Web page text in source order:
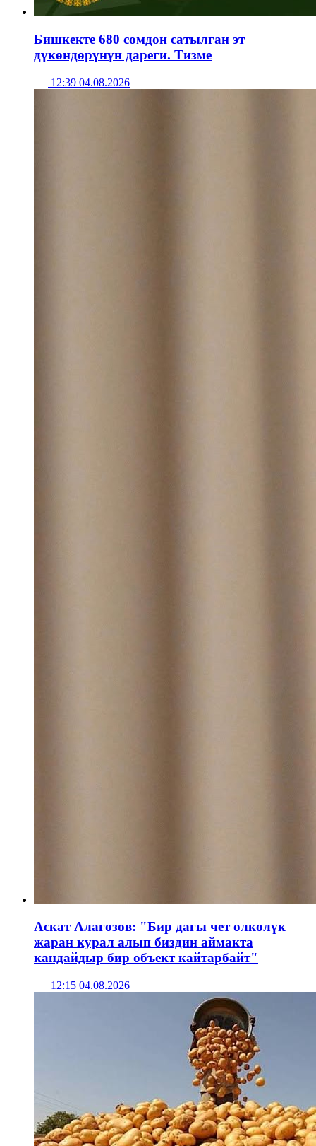
Бишкекте 680 сомдон сатылган эт
дүкөндөрүнүн дареги. Тизме
12:39 04.08.2026
Аскат Алагозов: "Бир дагы чет өлкөлүк
жаран курал алып биздин аймакта
кандайдыр бир объект кайтарбайт"
12:15 04.08.2026